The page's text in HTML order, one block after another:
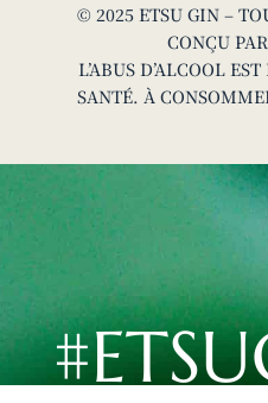
© 2025 ETSU GIN –
CONÇU PAR
L’ABUS D’ALCOOL
SANTÉ. À